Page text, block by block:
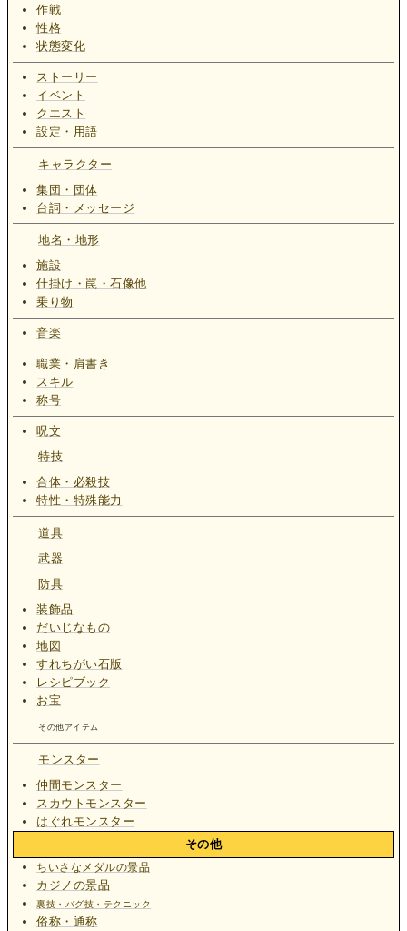
作戦
性格
状態変化
ストーリー
イベント
クエスト
設定・用語
キャラクター
集団・団体
台詞・メッセージ
地名・地形
施設
仕掛け・罠・石像他
乗り物
音楽
職業・肩書き
スキル
称号
呪文
特技
合体・必殺技
特性・特殊能力
道具
武器
防具
装飾品
だいじなもの
地図
すれちがい石版
レシピブック
お宝
その他アイテム
モンスター
仲間モンスター
スカウトモンスター
はぐれモンスター
その他
ちいさなメダルの景品
カジノの景品
裏技・バグ技・テクニック
俗称・通称